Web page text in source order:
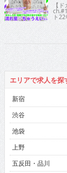
【ド
ト
えて
撃イ
ー!!
ゅう
画第
星☆
ん4/
エリアで求人を探
新宿
渋谷
池袋
上野
五反田・品川